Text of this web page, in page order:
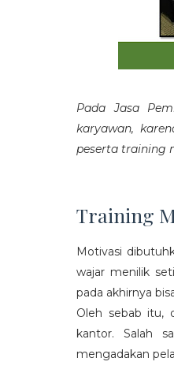
Pada Jasa
karyawan,
peserta training
Training
Motivasi
wajar menilik
pada akhirnya
Oleh sebab itu,
kantor. Salah
mengadakan